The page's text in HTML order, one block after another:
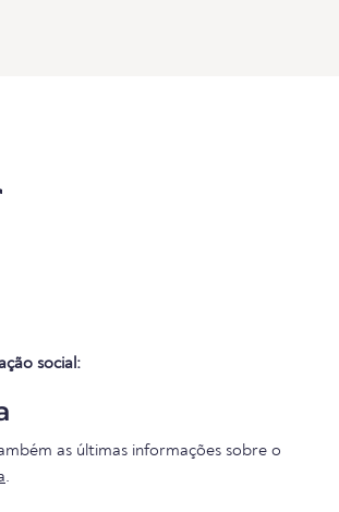
social:
as últimas informações sobre o
.